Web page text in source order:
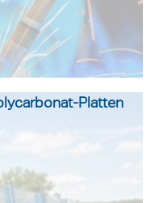
Platten